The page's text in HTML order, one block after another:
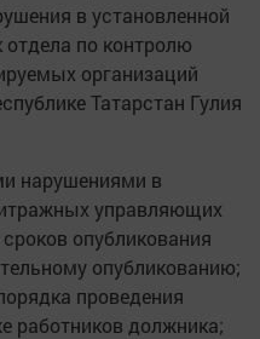
в установленной
отдела по контролю
организаций
Татарстан Гулия
нарушениями в
управляющих
опубликования
опубликованию;
проведения
работников должника;